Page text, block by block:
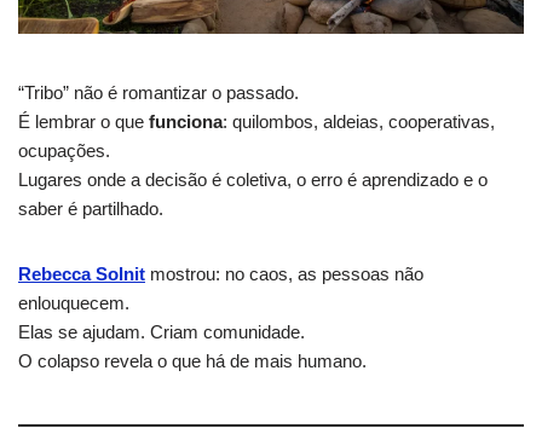
“Tribo” não é romantizar o passado.
É lembrar o que funciona: quilombos, aldeias, cooperativas,
ocupações.
Lugares onde a decisão é coletiva, o erro é aprendizado e o
saber é partilhado.
Rebecca Solnit mostrou: no caos, as pessoas não
enlouquecem.
Elas se ajudam. Criam comunidade.
O colapso revela o que há de mais humano.